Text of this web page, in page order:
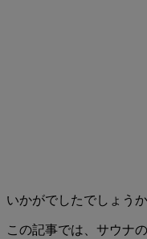
いかがでしたでしょうか
この記事では、サウナ